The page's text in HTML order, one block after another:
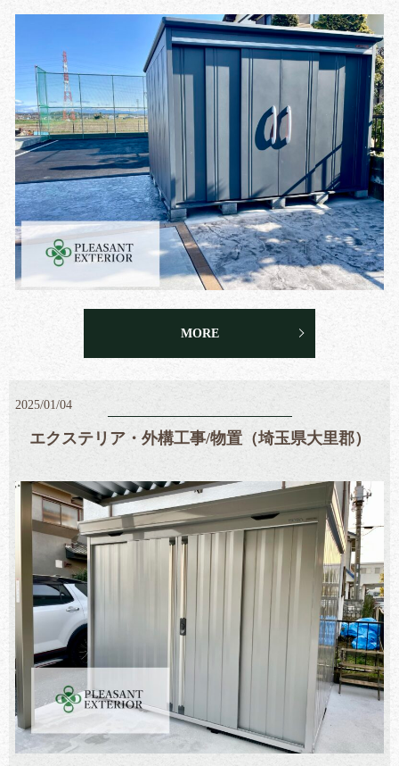
MORE
2025/01/04
エクステリア・外構工事/物置（埼玉県大里郡）